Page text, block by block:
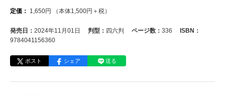
定価： 1,650円 （本体1,500円＋税）
発売日： 2024年11月01日 判型： 四六判 ページ数： 336
ISBN：
9784041156360
ポスト シェア 送る